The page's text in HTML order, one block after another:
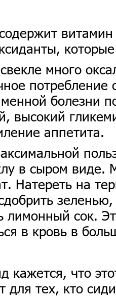
много
потребление
болезни
высокий
аппетита.
в сыром
Натереть на
лимонный сок.
в кровь в
кажется, что
для тех, кто